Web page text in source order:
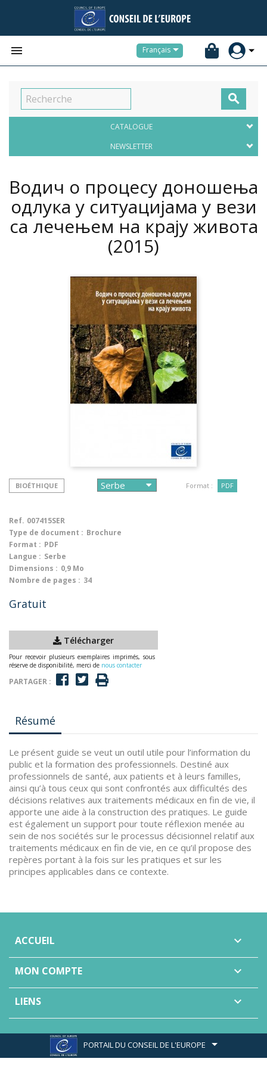
 Français

CATALOGUE
NEWSLETTER
Водич о процесу доношења
одлука у ситуацијама у вези
са лечењем на крају живота
(2015)
BIOÉTHIQUE Format : PDF
Ref. 007415SER
Type de document : Brochure
Format : PDF
Langue : Serbe
Dimensions : 0,9 Mo
Nombre de pages : 34
Gratuit
Télécharger
Pour recevoir plusieurs exemplaires imprimés, sous
réserve de disponibilité, merci de nous contacter
PARTAGER :
Résumé
Le présent guide se veut un outil utile pour l’information du
public et la formation des professionnels. Destiné aux
professionnels de santé, aux patients et à leurs familles,
ainsi qu’à tous ceux qui sont confrontés aux difficultés des
décisions relatives aux traitements médicaux en fin de vie, il
apporte une aide à la construction des pratiques. Le guide
est également un support pour toute réflexion menée au
sein de nos sociétés sur le processus décisionnel relatif aux
traitements médicaux en fin de vie, en ce qu’il propose des
repères portant à la fois sur les pratiques et sur les
principes applicables dans ce contexte.
ACCUEIL 
MON COMPTE 
LIENS 
PORTAIL DU CONSEIL DE L'EUROPE